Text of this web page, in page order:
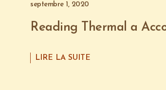
septembre 1, 2020
Reading Thermal a
LIRE LA SUITE